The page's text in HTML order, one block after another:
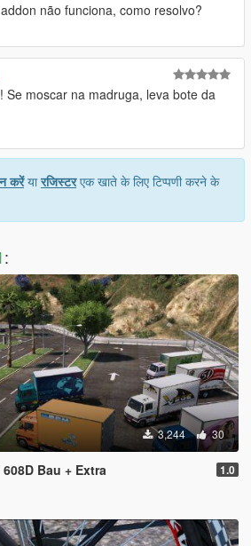
não funciona, como resolvo?
Se moscar na madruga, leva bote da
करेंयारजिस्टरएक खाते के लिए टिप्पणी करने के
:
3,244 30
Bau + Extra 1.0